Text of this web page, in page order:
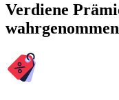
Verdiene